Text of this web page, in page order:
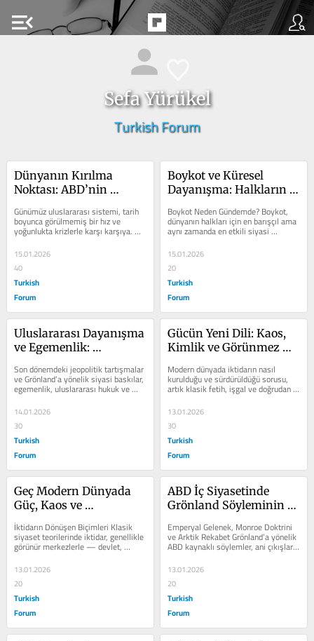
menu_open
Sefa Yürükel
Turkish Forum
Dünyanın Kırılma
Noktası: ABD’nin
BM’nin Sınavı
Günümüz uluslararası sistemi, tarih
boyunca görülmemiş bir hız ve
yoğunlukta krizlerle karşı karşıya.
ABD’nin askeri, diplomatik ve...
15.01.2026
40
Turkish
Forum
Boykot ve Küresel
Dayanışma: Halkların
Grönland’a Karşı
Sorumluluğu
Boykot Neden Gündemde? Boykot,
dünyanın halkları için en barışçıl ama
aynı zamanda en etkili siyasi
araçlardan biridir. Şiddet,...
15.01.2026
20
Turkish
Forum
Uluslararası Dayanışma
ve Egemenlik:
Grönland’ın
Savunmasının Güncel
Analizi
Son dönemdeki jeopolitik tartışmalar
ve Grönland’a yönelik siyasi baskılar,
egemenlik, uluslararası hukuk ve
kurallara dayalı uluslararası...
14.01.2026
30
Turkish
Forum
Gücün Yeni Dili: Kaos,
Kimlik ve Görünmez
Geç Modern İktidarın
İşleyişi
Modern dünyada iktidarın nasıl
kurulduğu ve sürdürüldüğü sorusu,
artık klasik fetih, işgal ve doğrudan
tahakküm modelleriyle...
13.01.2026
30
Turkish
Forum
Geç Modern Dünyada
Güç, Kaos ve
Kimliklerin
Araçsallaştırılması
Üzerine
İktidarın Dönüşen Biçimleri Klasik
siyaset teorilerinde iktidar, genellikle
görünür merkezlerle — devlet,
hükümet, ordu —...
13.01.2026
20
Turkish
Forum
ABD İç Siyasetinde
Grönland Söyleminin
Emperyal Gelenek, Monroe Doktrini
ve Arktik Rekabet Grönland’a yönelik
ABD kaynaklı söylemler, ani çıkışlar
ya da “uçuk fikirler”...
13.01.2026
20
Turkish
Forum